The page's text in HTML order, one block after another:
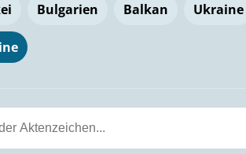
Bulgarien Balkan Ukraine